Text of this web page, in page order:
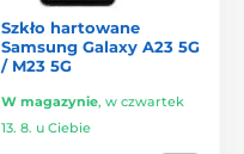
Szkło hartowane
Samsung Galaxy A23 5G
/ M23 5G
W magazynie, w czwartek
13. 8. u Ciebie